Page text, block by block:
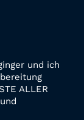
und ich
ALLER